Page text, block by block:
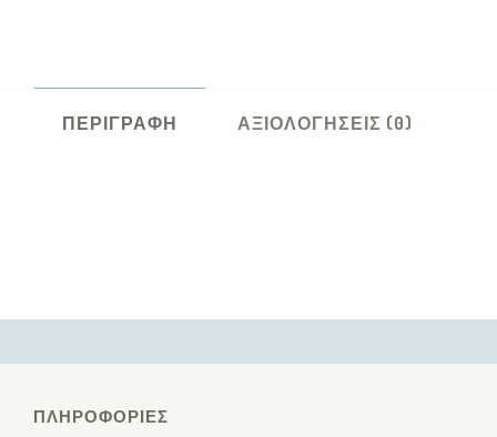
ΠΕΡΙΓΡΑΦΉ ΑΞΙΟΛΟΓΉΣΕΙΣ (0)
ΠΛΗΡΟΦΟΡΊΕΣ